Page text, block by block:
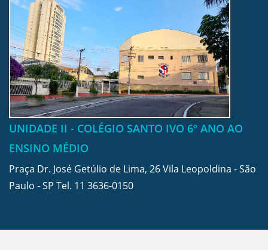
UNIDADE II - COLÉGIO SANTO IVO 6º ANO AO
ENSINO MÉDIO
Praça Dr. José Getúlio de Lima, 26 Vila Leopoldina - São
Paulo - SP Tel. 11 3636-0150